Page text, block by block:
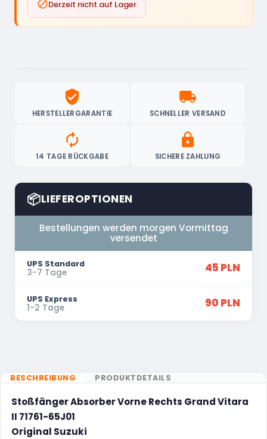
Derzeit nicht auf Lager
verified_user
HERSTELLERGARANTIE
local_shipping
SCHNELLER VERSAND
autorenew
14 TAGE RÜCKGABE
lock
SICHERE ZAHLUNG
📦LIEFEROPTIONEN
Bestellungen werden morgen Vormittag
versendet
UPS Standard
3-7 Tage 45 PLN
UPS Express
1-2 Tage 90 PLN
BESCHREIBUNG PRODUKTDETAILS
Stoßfänger Absorber Vorne Rechts Grand Vitara
II 71761-65J01
Original Suzuki